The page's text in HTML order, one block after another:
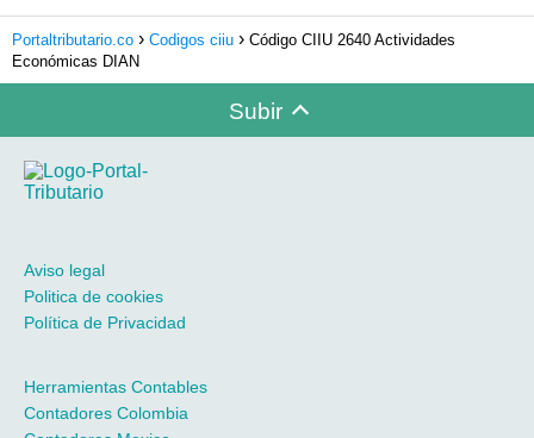
Portaltributario.co Codigos ciiu
Código CIIU 2640 Actividades
Económicas DIAN
Subir
Aviso legal
Politica de cookies
Política de Privacidad
Herramientas Contables
Contadores Colombia